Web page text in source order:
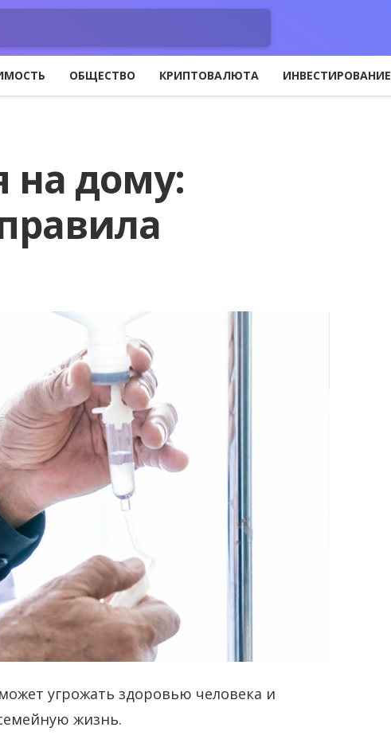
ОБЩЕСТВО КРИПТОВАЛЮТА ИНВЕСТИРОВАНИЕ
на дому:
угрожать здоровью человека и
жизнь.